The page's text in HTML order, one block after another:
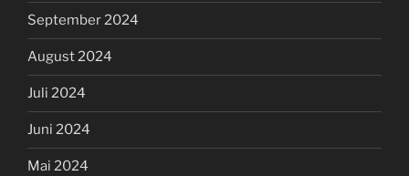
September 2024
August 2024
Juli 2024
Juni 2024
Mai 2024